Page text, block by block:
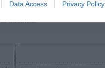
Data Access Privacy Policy
de Google de forma
actualidad.